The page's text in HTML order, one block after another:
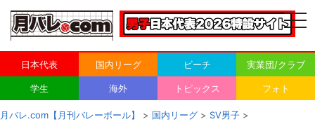
日本代表 国内リーグ ビーチ 実業団/クラブ
学生 海外 トピックス フォト
月バレ.com【月刊バレーボール】 > 国内リーグ > SV男子 >